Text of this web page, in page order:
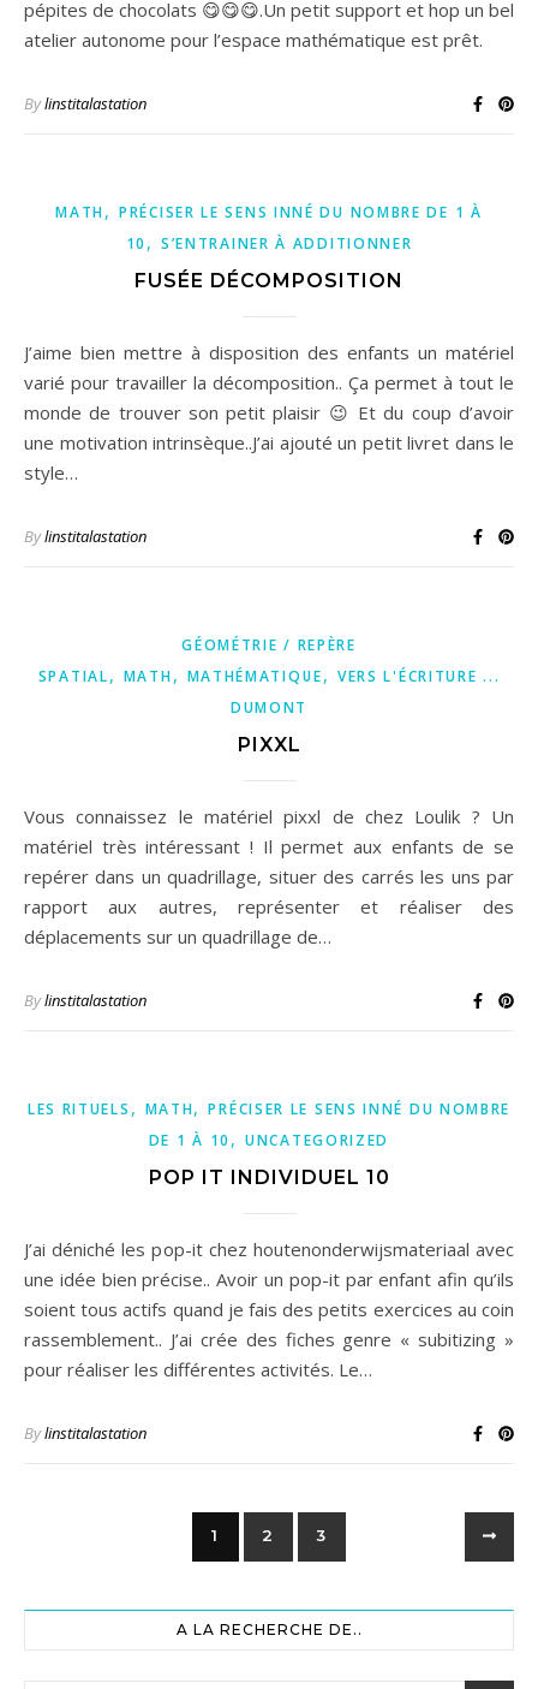
pépites de chocolats 😋😋😋.Un petit support et hop un bel
atelier autonome pour l’espace mathématique est prêt.
Bylinstitalastation
MATH,PRÉCISER LE SENS INNÉ DU NOMBRE DE 1 À
10 , S’ENTRAINER À ADDITIONNER
FUSÉE DÉCOMPOSITION
J’aime bien mettre à disposition des enfants un matériel
varié pour travailler la décomposition.. Ça permet à tout le
monde de trouver son petit plaisir 😉 Et du coup d’avoir
une motivation intrinsèque..J’ai ajouté un petit livret dans le
style…
Bylinstitalastation
GÉOMÉTRIE / REPÈRE
SPATIAL, MATH, MATHÉMATIQUE, VERS L'ÉCRITURE ...
DUMONT
PIXXL
Vous connaissez le matériel pixxl de chez Loulik ? Un
matériel très intéressant ! Il permet aux enfants de se
repérer dans un quadrillage, situer des carrés les uns par
rapport aux autres, représenter et réaliser des
déplacements sur un quadrillage de…
Bylinstitalastation
LES RITUELS , MATH,PRÉCISER LE SENS INNÉ DU NOMBRE
DE 1 À 10 ,UNCATEGORIZED
POP IT INDIVIDUEL 10
J’ai déniché les pop-it chez houtenonderwijsmateriaal avec
une idée bien précise.. Avoir un pop-it par enfant afin qu’ils
soient tous actifs quand je fais des petits exercices au coin
rassemblement.. J’ai crée des fiches genre « subitizing »
pour réaliser les différentes activités. Le…
Bylinstitalastation
1 2 3
A LA RECHERCHE DE..